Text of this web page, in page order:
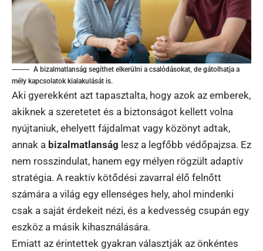
A bizalmatlanság segíthet elkerülni a csalódásokat, de gátolhatja a
mély kapcsolatok kialakulását is.
Aki gyerekként azt tapasztalta, hogy azok az emberek,
akiknek a szeretetet és a biztonságot kellett volna
nyújtaniuk, ehelyett fájdalmat vagy közönyt adtak,
annak a bizalmatlanság lesz a legfőbb védőpajzsa. Ez
nem rosszindulat, hanem egy mélyen rögzült adaptív
stratégia. A reaktív kötődési zavarral élő felnőtt
számára a világ egy ellenséges hely, ahol mindenki
csak a saját érdekeit nézi, és a kedvesség csupán egy
eszköz a másik kihasználására.
Emiatt az érintettek gyakran választják az önkéntes